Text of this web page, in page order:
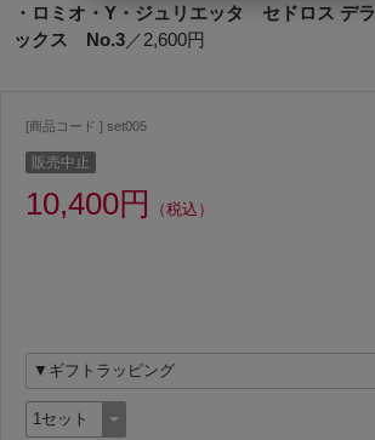
・ロミオ・Y・ジュリエッタ セドロス デラ
ックス No.3 ／2,600円
[商品コード ] set005
販売中止
10,400円 （税込）